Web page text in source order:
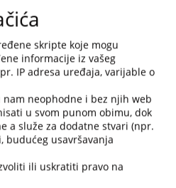
Zakon o namještenicima u organima
i Hercegovine (“Službene novine
broj 49/05, u daljem tekstu: Zakon o
propisi doneseni na osnovu tog
i namještenika pored propisa iz
u skladu sa zakonom i opći propisi
skripte koje mogu
informacije iz vašeg
IP adresa uređaja, varijable o
neophodne i bez njih web
u svom punom obimu, dok
a služe za dodatne stvari (npr.
budućeg usavršavanja
ili uskratiti pravo na